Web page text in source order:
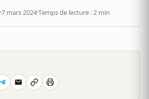
7 mars 2024Temps de lecture : 2 min